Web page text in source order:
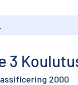
3
2000